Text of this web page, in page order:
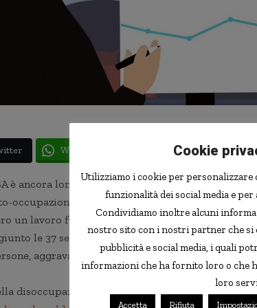
WhatsApp
è ancora lontana da una condizione ottimale.
occupazione” (cioè contando anche i lavoratori
un lavoro full-time che però non trovano). La
le 37 settimane, che è il record dal
aggravato da un sistema di “assistenza
disoccupazione non appare centrale, nel
Cookie
Utilizziamo i cookie per
funzionalità dei social media e
Condividiamo inoltre alcuni
nostro sito con i nostri partner che si
pubblicità e social media, i quali
informazioni che ha fornito loro o che
loro
Accetta Rifiuta